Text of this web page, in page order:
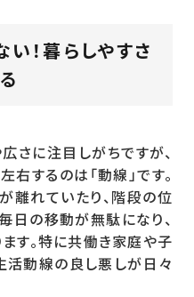
！暮らしやすさ
さに注目しがちですが、
するのは「動線」です。
離れていたり、階段の位
日の移動が無駄になり、
す。特に共働き家庭や子
活動線の良し悪しが日々